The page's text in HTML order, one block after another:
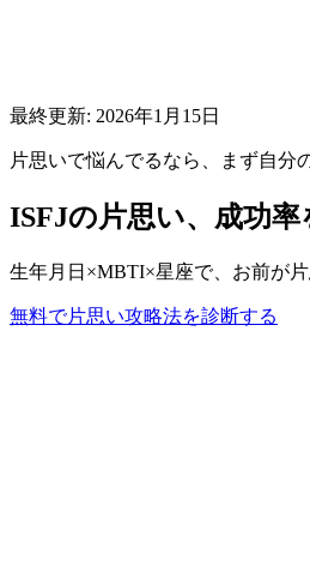
最終更新: 2026年1月15日
片思いで悩んでるなら、まず自分
ISFJの片思い、成功
生年月日×MBTI×星座で、お前が
無料で片思い攻略法を診断する